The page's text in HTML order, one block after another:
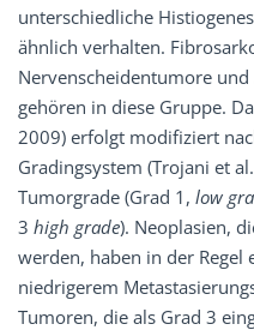
unterschiedliche
ähnlich verhalten.
Nervenscheidentumore
gehören in diese Gruppe.
2009) erfolgt modifiziert
Gradingsystem (Trojani et
Tumorgrade (Grad 1, low
3 high grade). Neoplasien,
werden, haben in der Regel
niedrigerem
Tumoren, die als Grad 3